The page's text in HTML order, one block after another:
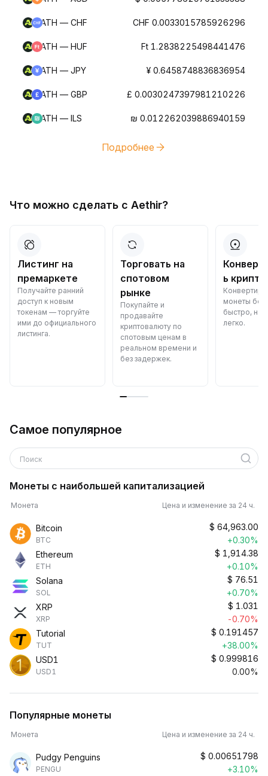
ATH — CHF CHF 0.0033015785926296
ATH — HUF Ft 1.2838225498441476
ATH — JPY ¥ 0.6458748836836954
ATH — GBP £ 0.0030247397981210226
ATH — ILS ₪ 0.012262039886940159
Подробнее
Что можно сделать с Aethir?
Листинг на
премаркете
Получайте ранний
доступ к новым
токенам — торгуйте
ими до официального
листинга.
Торговать на
спотовом
рынке
Покупайте и
продавайте
криптовалюту по
спотовым ценам в
реальном времени и
без задержек.
ь
монеты
быстро,
легко.
Самое популярное
Поиск
Монеты с наибольшей капитализацией
Монета Цена и изменение за 24 ч.
Bitcoin
BTC
$ 64,963.00
+0.30%
Ethereum
ETH
$ 1,914.38
+0.10%
Solana
SOL
$ 76.51
+0.70%
XRP
XRP
$ 1.031
-0.70%
Tutorial
TUT
$ 0.191457
+38.00%
USD1
USD1
$ 0.999816
0.00%
Популярные монеты
Монета Цена и изменение за 24 ч.
Pudgy Penguins
PENGU
$ 0.00651798
+3.10%